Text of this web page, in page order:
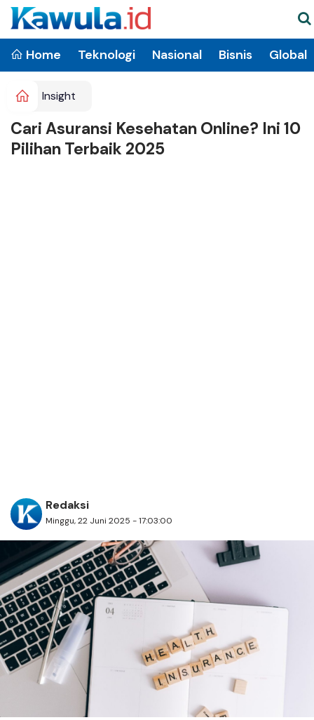
Home Teknologi Nasional Bisnis Global
Insight
Cari Asuransi Kesehatan Online? Ini 10
Pilihan Terbaik 2025
Redaksi
Minggu, 22 Juni 2025 - 17:03:00